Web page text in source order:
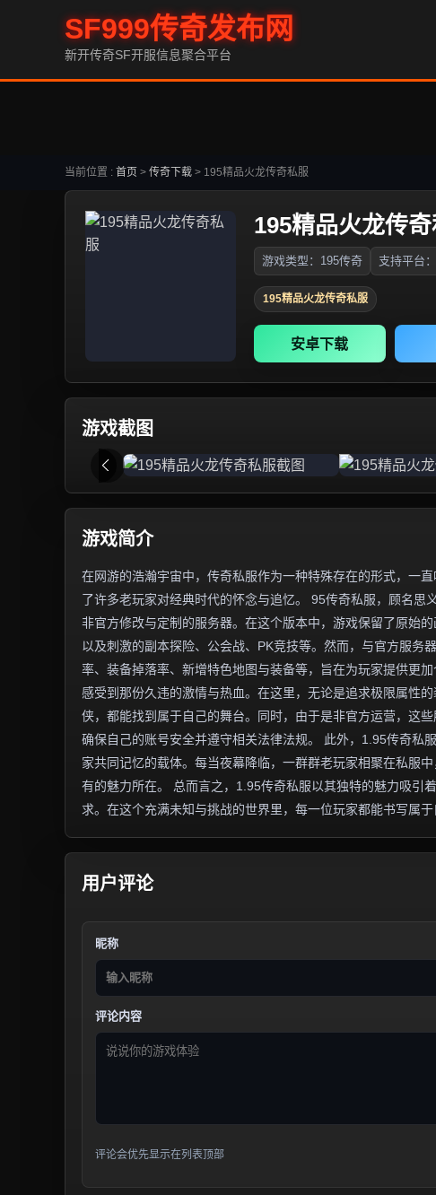
SF999传奇发布网
新开传奇SF开服信息聚合平台
当前位置 : 首页 > 传奇下载 > 195精品火龙传奇私服
195精品火龙传
游戏类型：195传奇 支持平台
195精品火龙传奇私服
安卓下载
游戏截图
游戏简介
在网游的浩瀚宇宙中，传奇私服作为一种特殊存在的形式，一
了许多老玩家对经典时代的怀念与追忆。 95传奇私服，顾名
非官方修改与定制的服务器。在这个版本中，游戏保留了原始
以及刺激的副本探险、公会战、PK竞技等。然而，与官方服
率、装备掉落率、新增特色地图与装备等，旨在为玩家提供更
感受到那份久违的激情与热血。在这里，无论是追求极限属性
侠，都能找到属于自己的舞台。同时，由于是非官方运营，这
确保自己的账号安全并遵守相关法律法规。 此外，1.95传奇私
家共同记忆的载体。每当夜幕降临，一群群老玩家相聚在私服
有的魅力所在。 总而言之，1.95传奇私服以其独特的魅力吸引
求。在这个充满未知与挑战的世界里，每一位玩家都能书写属于
用户评论
昵称
评论内容
评论会优先显示在列表顶部